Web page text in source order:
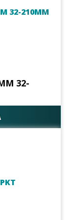
32-